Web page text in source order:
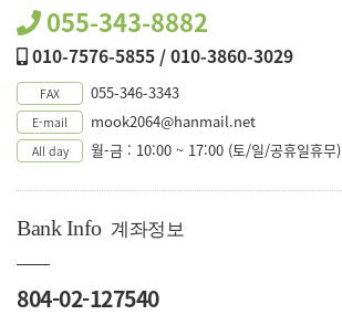
055-343-8882
010-7576-5855 / 010-3860-3029
FAX 055-346-3343
E-mail mook2064@hanmail.net
All day 월-금 : 10:00 ~ 17:00 (토/일/공휴일휴무)
Bank Info 계좌정보
804-02-127540